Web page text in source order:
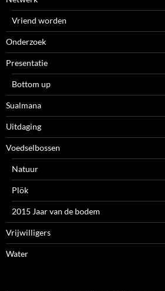
Vriend worden
Onderzoek
Presentatie
Bottom up
Sualmana
Uitdaging
Voedselbossen
Natuur
Plök
2015 Jaar van de bodem
Vrijwilligers
Water